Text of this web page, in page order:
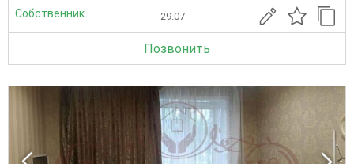
Собственник 29.07
Позвонить